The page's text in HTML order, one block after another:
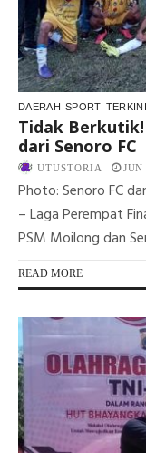
DAERAH SPORT TERKINI
Tidak
dari Senoro FC
UTUSTORIA JUN
Photo: Senoro FC
– Laga Perempat
PSM Moilong dan
READ MORE